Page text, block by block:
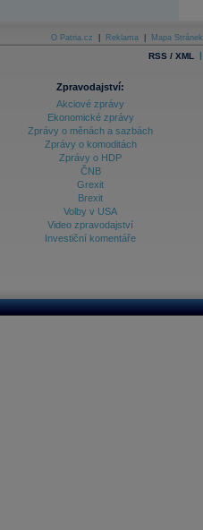
O Patria.cz Reklama Mapa Stránek
RSS / XML |
Zpravodajství:
Akciové zprávy
Ekonomické zprávy
Zprávy o měnách a sazbách
Zprávy o komoditách
Zprávy o HDP
ČNB
Grexit
Brexit
Volby v USA
Video zpravodajství
Investiční komentáře